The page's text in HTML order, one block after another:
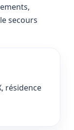
secours
résidence